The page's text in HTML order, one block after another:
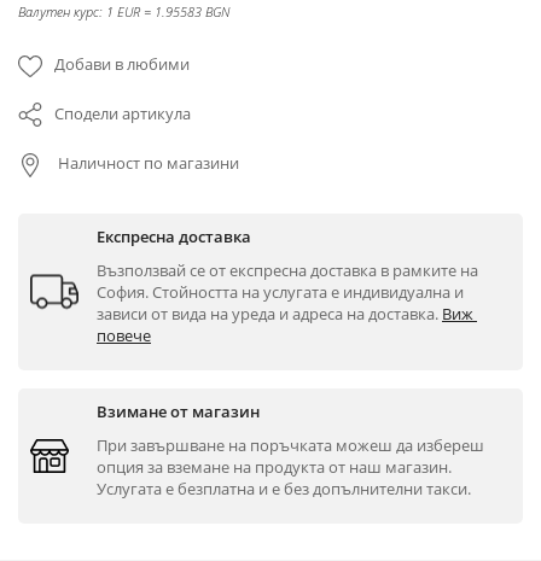
Валутен курс: 1 EUR = 1.95583 BGN
Добави в любими
Сподели артикула
Наличност по магазини
Експресна доставка
Възползвай се от експресна доставка в рамките на
София. Стойността на услугата е индивидуална и
зависи от вида на уреда и адреса на доставка. Виж
повече
Взимане от магазин
При завършване на поръчката можеш да избереш
опция за вземане на продукта от наш магазин.
Услугата е безплатна и е без допълнителни такси.